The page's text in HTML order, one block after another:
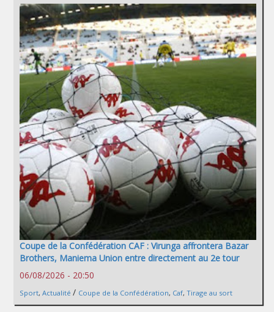
Coupe de la Confédération CAF : Virunga affrontera Bazar
Brothers, Maniema Union entre directement au 2e tour
06/08/2026 - 20:50
Sport, Actualité / Coupe de la Confédération, Caf, Tirage au sort